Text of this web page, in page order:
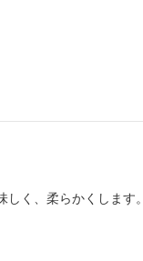
く、柔らかくします。